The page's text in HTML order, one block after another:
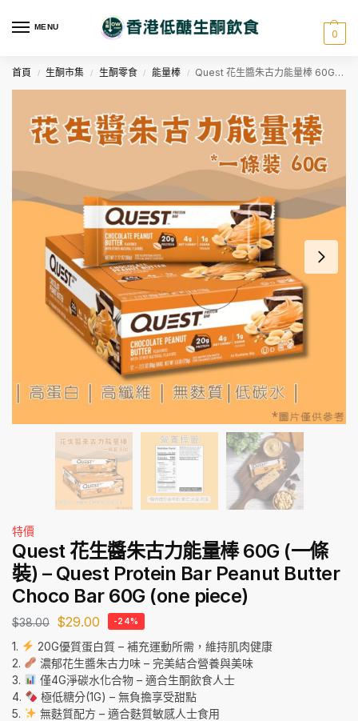
MENU
0
首頁 / 生酮市集 / 生酮零食 / 能量棒 / Quest 花生醬朱古力能量棒 60G (一條裝) – Quest Protein Bar Peanut Butter Choco Bar 60G (one piece)
特價
Quest 花生醬朱古力能量棒 60G (一條
裝) – Quest Protein Bar Peanut Butter
Choco Bar 60G (one piece)
$38.00 $29.00 -24%
1.
20G優質蛋白質 – 補充運動所需，維持肌肉健康
2.
濃郁花生醬朱古力味 – 完美結合營養與美味
3.
僅4G淨碳水化合物 – 適合生酮飲食人士
4.
極低糖分(1G) – 無負擔享受甜點
5.
無麩質配方 – 適合麩質敏感人士食用